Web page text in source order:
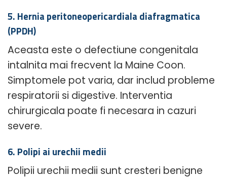
5. Hernia peritoneopericardiala diafragmatica
(PPDH)
Aceasta este o defectiune congenitala
intalnita mai frecvent la Maine Coon.
Simptomele pot varia, dar includ probleme
respiratorii si digestive. Interventia
chirurgicala poate fi necesara in cazuri
severe.
6. Polipi ai urechii medii
Polipii urechii medii sunt cresteri benigne